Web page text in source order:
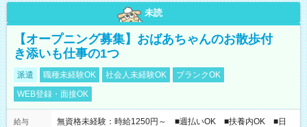
未読
【オープニング募集】おばあちゃんのお散歩付
き添いも仕事の1つ
派遣 職種未経験OK 社会人未経験OK
ブランクOK
WEB登録・面接OK
給与
無資格未経験：時給1250円～ ■週払いOK ■扶養内OK ■日